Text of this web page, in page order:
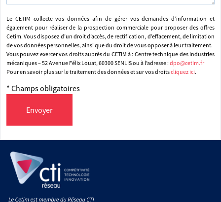
Le CETIM collecte vos données afin de gérer vos demandes d’information et
également pour réaliser de la prospection commerciale pour proposer des offres
Cetim. Vous disposez d’un droit d’accès, de rectification, d’effacement, de limitation
de vos données personnelles, ainsi que du droit de vous opposer à leur traitement.
Vous pouvez exercer vos droits auprès du CETIM à : Centre technique des industries
mécaniques – 52 Avenue Félix Louat, 60300 SENLIS ou à l’adresse : dpo@cetim.fr
Pour en savoir plus sur le traitement des données et sur vos droitscliquez ici.
* Champs obligatoires
Envoyer